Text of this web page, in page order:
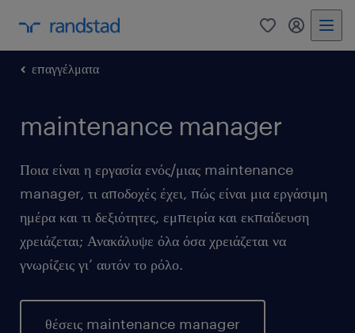
0 my
επαγγέλματα
maintenance manager
Ποια είναι η εργασία ενός/μιας maintenance
manager, τι αποδοχές έχει, πώς είναι μια εργάσιμη
ημέρα και τι δεξιότητες, εμπειρία και εκπαίδευση
χρειάζεται; Ανακάλυψε όλα όσα χρειάζεται να
γνωρίζεις γι’ αυτόν το ρόλο.
θέσεις maintenance manager